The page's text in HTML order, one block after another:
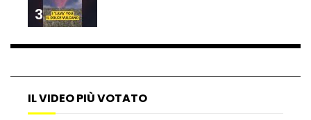
Russia sotto zero: fiumi congelati e navi
3
IL VIDEO PIÙ VOTATO